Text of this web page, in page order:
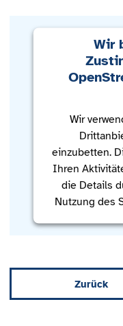
Wir
Wir
einzubetten.
Ihren
die Details
Nutzung des
Zurück